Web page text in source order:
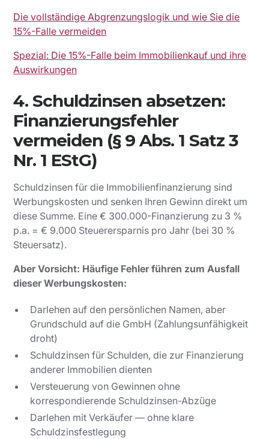
Die vollständige Abgrenzungslogik und wie Sie die
15%-Falle vermeiden
Spezial: Die 15%-Falle beim Immobilienkauf und ihre
Auswirkungen
4. Schuldzinsen absetzen:
Finanzierungsfehler
vermeiden (§ 9 Abs. 1 Satz 3
Nr. 1 EStG)
Schuldzinsen für die Immobilienfinanzierung sind
Werbungskosten und senken Ihren Gewinn direkt um
diese Summe. Eine € 300.000-Finanzierung zu 3 %
p.a. = € 9.000 Steuerersparnis pro Jahr (bei 30 %
Steuersatz).
Aber Vorsicht: Häufige Fehler führen zum Ausfall
dieser Werbungskosten:
Darlehen auf den persönlichen Namen, aber
Grundschuld auf die GmbH (Zahlungsunfähigkeit
droht)
Schuldzinsen für Schulden, die zur Finanzierung
anderer Immobilien dienten
Versteuerung von Gewinnen ohne
korrespondierende Schuldzinsen-Abzüge
Darlehen mit Verkäufer — ohne klare
Schuldzinsfestlegung